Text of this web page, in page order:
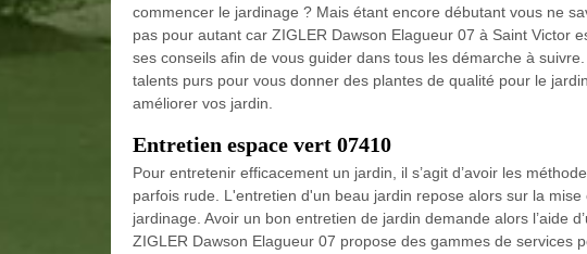
commencer le jardinage ? Mais étant encore débutant vous ne
pas pour autant car ZIGLER Dawson Elagueur 07 à Saint Victor
ses conseils afin de vous guider dans tous les démarche à
talents purs pour vous donner des plantes de qualité pour le
améliorer vos jardin.
Entretien espace vert 07410
Pour entretenir efficacement un jardin, il s’agit d’avoir les
parfois rude. L'entretien d'un beau jardin repose alors sur la mise
jardinage. Avoir un bon entretien de jardin demande alors l’aide
ZIGLER Dawson Elagueur 07 propose des gammes de services